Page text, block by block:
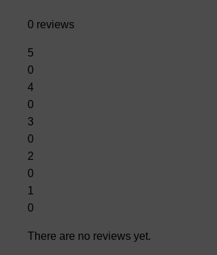
0 reviews
5
0
4
0
3
0
2
0
1
0
There are no reviews yet.